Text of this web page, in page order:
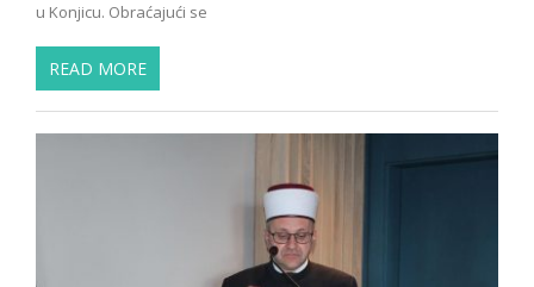
u Konjicu. Obraćajući se
READ MORE